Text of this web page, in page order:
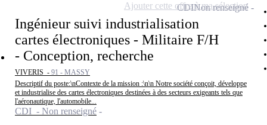
Ingénieur suivi industrialisation
cartes électroniques - Militaire F/H
- Conception, recherche
VIVERIS - 91 - MASSY
Descriptif du poste:\nContexte de la mission :\n\n Notre société conçoit, développe
et industrialise des cartes électroniques destinées à des secteurs exigeants tels que
l'aéronautique, l'automobile...
CDI - Non renseigné
CDINon renseigné
Ajouter cette offre à ma sélection